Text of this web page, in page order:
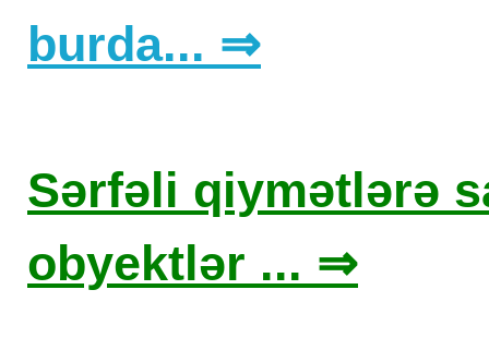
burda... ⇒
Sərfəli qiymətlərə
obyektlər ... ⇒